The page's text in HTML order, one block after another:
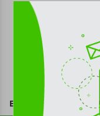
Επικοινωνία